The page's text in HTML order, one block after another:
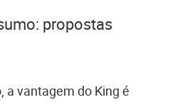
propostas
a vantagem do King é